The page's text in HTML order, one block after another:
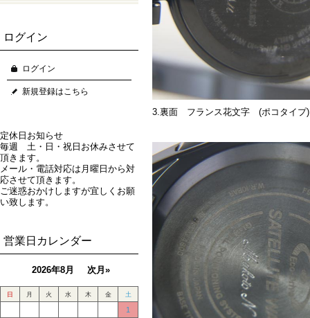
GPS衛星電波時計特集！
船に乗る仕事をする人にお
薦めの腕時計
ておきたい腕時計
ジョギングにお薦めの腕時
計
子供に譲ることができそう
な腕時計
TPOに合わせた腕時計とは
営業マンにお薦めの腕時計
パでも対応可能な電波腕時
計特集CITIZEN編！
ログイン
ログイン
新規登録はこちら
定休日お知らせ
毎週 土・日・祝日お休みさせて
頂きます。
メール・電話対応は月曜日から対
応させて頂きます。
ご迷惑おかけしますが宜しくお願
い致します。
営業日カレンダー
2026年8月 次月»
日 月 火 水 木 金 土
1
3.裏面 フランス花文字 (ポコタイ